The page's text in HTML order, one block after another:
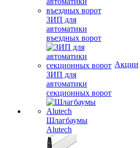
ЗИП для
автоматики
въездных ворот
ЗИП для
автоматики
секционных ворот
Шлагбаумы
Alutech
Акции